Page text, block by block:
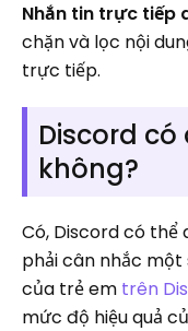
Nhắn tin trực tiếp
chặn và lọc nội
trực tiếp.
Discord
không?
Có, Discord có
phải cân nhắc một
của trẻ em trên
mức độ hiệu quả